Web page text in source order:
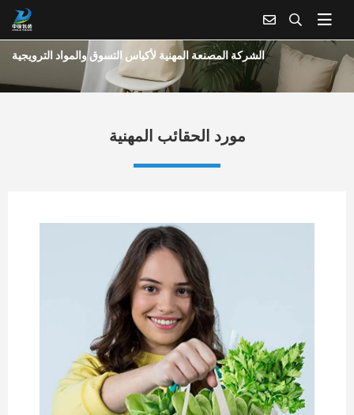
بيت
الشركة المصنعة المهنية لأكياس التسوق والمواد الترويجية
مورد الحقائب المهنية